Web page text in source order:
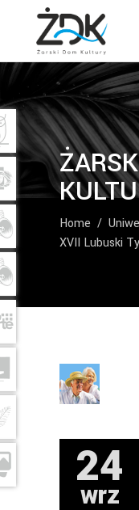
Home /
XVII Lubuski
24
wrz